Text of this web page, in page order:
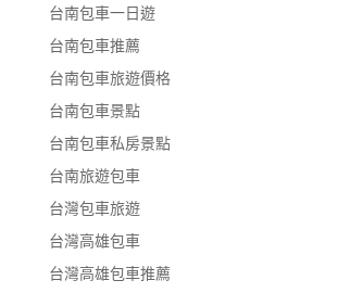
台南包車一日遊
台南包車推薦
台南包車旅遊價格
台南包車景點
台南包車私房景點
台南旅遊包車
台灣包車旅遊
台灣高雄包車
台灣高雄包車推薦